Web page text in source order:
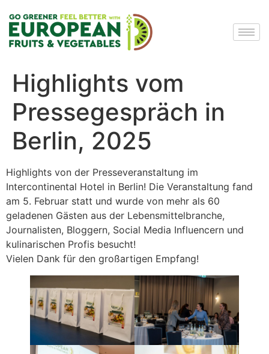
Highlights vom
Pressegespräch in
Berlin, 2025
Highlights von der Presseveranstaltung im
Intercontinental Hotel in Berlin! Die Veranstaltung fand
am 5. Februar statt und wurde von mehr als 60
geladenen Gästen aus der Lebensmittelbranche,
Journalisten, Bloggern, Social Media Influencern und
kulinarischen Profis besucht!
Vielen Dank für den großartigen Empfang!